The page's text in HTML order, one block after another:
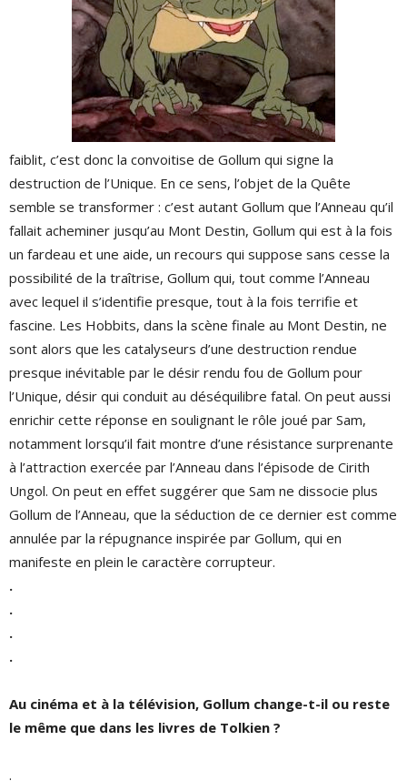
faiblit, c’est donc la convoitise de Gollum qui signe la
destruction de l’Unique. En ce sens, l’objet de la Quête
semble se transformer : c’est autant Gollum que l’Anneau qu’il
fallait acheminer jusqu’au Mont Destin, Gollum qui est à la fois
un fardeau et une aide, un recours qui suppose sans cesse la
possibilité de la traîtrise, Gollum qui, tout comme l’Anneau
avec lequel il s’identifie presque, tout à la fois terrifie et
fascine. Les Hobbits, dans la scène finale au Mont Destin, ne
sont alors que les catalyseurs d’une destruction rendue
presque inévitable par le désir rendu fou de Gollum pour
l’Unique, désir qui conduit au déséquilibre fatal. On peut aussi
enrichir cette réponse en soulignant le rôle joué par Sam,
notamment lorsqu’il fait montre d’une résistance surprenante
à l’attraction exercée par l’Anneau dans l’épisode de Cirith
Ungol. On peut en effet suggérer que Sam ne dissocie plus
Gollum de l’Anneau, que la séduction de ce dernier est comme
annulée par la répugnance inspirée par Gollum, qui en
manifeste en plein le caractère corrupteur.
.
.
.
.
Au cinéma et à la télévision, Gollum change-t-il ou reste
le même que dans les livres de Tolkien ?
.